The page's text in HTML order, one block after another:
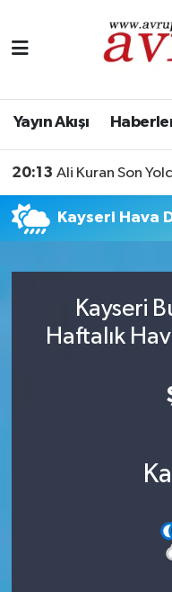
Yayın Akışı
20:13 Ali Kuran Son
Kayseri Hava
Kayseri
Haftalık
Yayın Akışı
Haberler
KÜLTÜR-SANAT
Genel
Nöbetçi
Hava Durumu
Tüm Manşetler
Son Dakika